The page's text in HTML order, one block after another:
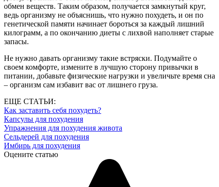
обмен веществ. Таким образом, получается замкнутый круг,
ведь организму не объяснишь, что нужно похудеть, и он по
генетической памяти начинает бороться за каждый лишний
килограмм, а по окончанию диеты с лихвой наполняет старые
запасы.
Не нужно давать организму такие встряски. Подумайте о
своем комфорте, измените в лучшую сторону привычки в
питании, добавьте физические нагрузки и увеличьте время сна
– организм сам избавит вас от лишнего груза.
ЕЩЕ СТАТЬИ:
Как заставить себя похудеть?
Капсулы для похудения
Упражнения для похудения живота
Сельдерей для похудения
Имбирь для похудения
Оцените статью